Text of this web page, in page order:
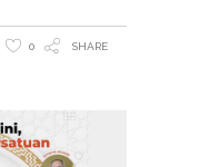
0 SHARE